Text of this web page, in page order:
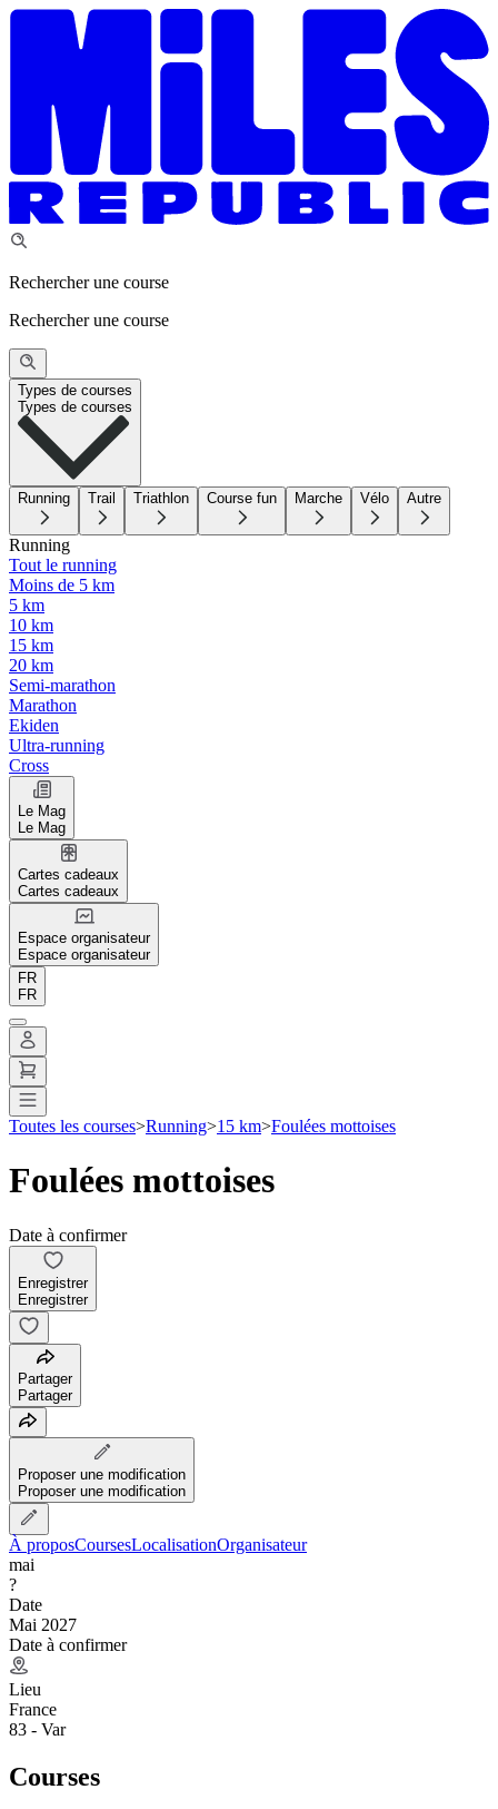
Rechercher une course
Rechercher une course
Types de courses
Types de courses
Running Trail Triathlon Course fun Marche Vélo Autre
Running
Tout le running
Moins de 5 km
5 km
10 km
15 km
20 km
Semi-marathon
Marathon
Ekiden
Ultra-running
Cross
Le Mag
Le Mag
Cartes cadeaux
Cartes cadeaux
Espace organisateur
Espace organisateur
FR
FR
Toutes les courses>Running>15 km>Foulées mottoises
Foulées mottoises
Date à confirmer
Enregistrer
Enregistrer
Partager
Partager
Proposer une modification
Proposer une modification
À proposCoursesLocalisationOrganisateur
mai
?
Date
Mai 2027
Date à confirmer
Lieu
France
83 - Var
Courses